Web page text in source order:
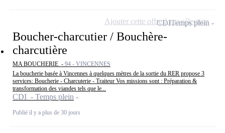
Boucher-charcutier / Bouchère-
charcutière
MA BOUCHERIE - 94 - VINCENNES
La boucherie basée à Vincennes à quelques mètres de la sortie du RER propose 3
services: Boucherie - Charcuterie - Traiteur Vos missions sont : Préparation &
transformation des viandes tels que le...
CDI - Temps plein
Publié il y a plus de 30 jours
CDITemps plein
Ajouter cette offre à ma sélection